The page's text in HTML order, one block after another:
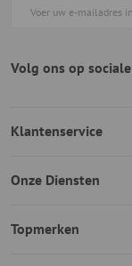
Volg ons op
Klantenservice
Onze Diensten
Topmerken